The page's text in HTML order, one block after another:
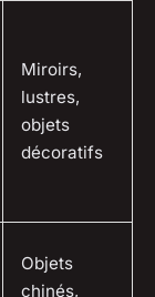
Miroirs,
lustres,
objets
décoratifs
Objets
chinés,